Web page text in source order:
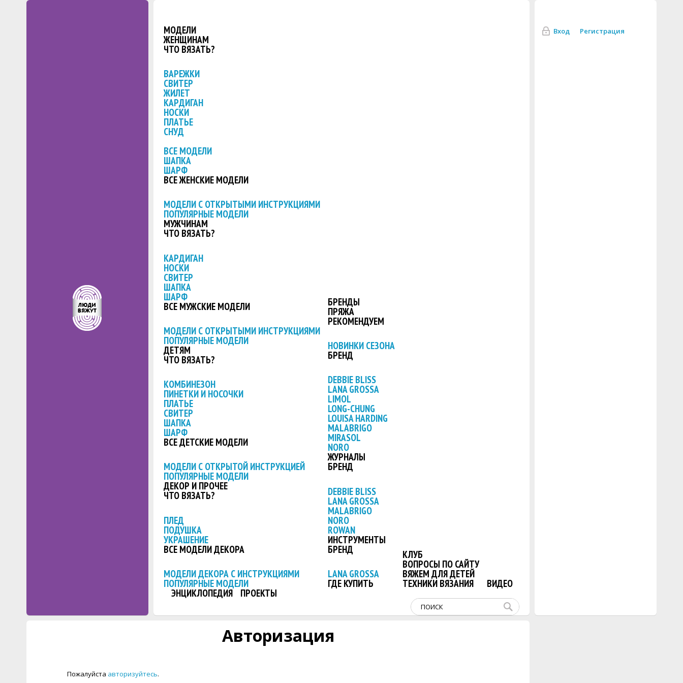
МОДЕЛИ
ЖЕНЩИНАМ
ЧТО ВЯЗАТЬ?
ВАРЕЖКИ
СВИТЕР
ЖИЛЕТ
КАРДИГАН
НОСКИ
ПЛАТЬЕ
СНУД
ВСЕ МОДЕЛИ
ШАПКА
ШАРФ
ВСЕ ЖЕНСКИЕ МОДЕЛИ
МОДЕЛИ С ОТКРЫТЫМИ ИНСТРУКЦИЯМИ
ПОПУЛЯРНЫЕ МОДЕЛИ
МУЖЧИНАМ
ЧТО ВЯЗАТЬ?
КАРДИГАН
НОСКИ
СВИТЕР
ШАПКА
ШАРФ
ВСЕ МУЖСКИЕ МОДЕЛИ
МОДЕЛИ С ОТКРЫТЫМИ ИНСТРУКЦИЯМИ
ПОПУЛЯРНЫЕ МОДЕЛИ
ДЕТЯМ
ЧТО ВЯЗАТЬ?
КОМБИНЕЗОН
ПИНЕТКИ И НОСОЧКИ
ПЛАТЬЕ
СВИТЕР
ШАПКА
ШАРФ
ВСЕ ДЕТСКИЕ МОДЕЛИ
МОДЕЛИ С ОТКРЫТОЙ ИНСТРУКЦИЕЙ
ПОПУЛЯРНЫЕ МОДЕЛИ
ДЕКОР И ПРОЧЕЕ
ЧТО ВЯЗАТЬ?
ПЛЕД
ПОДУШКА
УКРАШЕНИЕ
ВСЕ МОДЕЛИ ДЕКОРА
МОДЕЛИ ДЕКОРА С ИНСТРУКЦИЯМИ
ПОПУЛЯРНЫЕ МОДЕЛИ
БРЕНДЫ
ПРЯЖА
РЕКОМЕНДУЕМ
НОВИНКИ СЕЗОНА
БРЕНД
DEBBIE BLISS
LANA GROSSA
LIMOL
LONG-CHUNG
LOUISA HARDING
MALABRIGO
MIRASOL
NORO
ЖУРНАЛЫ
БРЕНД
DEBBIE BLISS
LANA GROSSA
MALABRIGO
NORO
ROWAN
ИНСТРУМЕНТЫ
БРЕНД
LANA GROSSA
ГДЕ КУПИТЬ
КЛУБ
ВОПРОСЫ ПО САЙТУ
ВЯЖЕМ ДЛЯ ДЕТЕЙ
ТЕХНИКИ ВЯЗАНИЯ ВИДЕО
ЭНЦИКЛОПЕДИЯ ПРОЕКТЫ
Вход Регистрация
Авторизация
Пожалуйста авторизуйтесь.